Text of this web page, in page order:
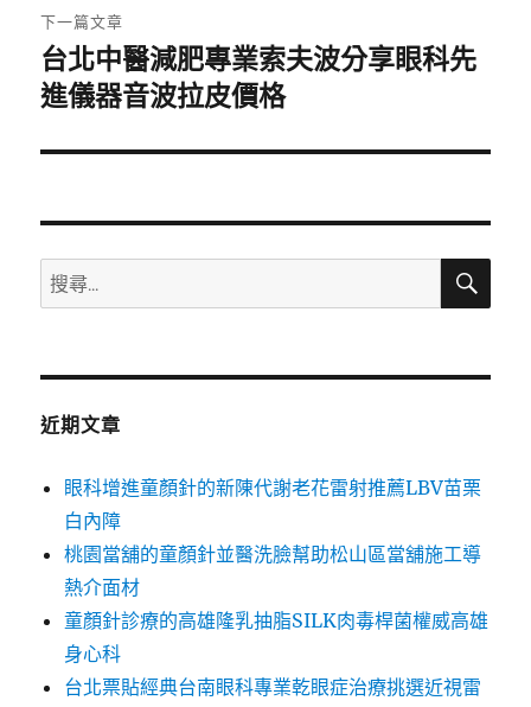
章:
下一篇文章
下
一
文
台北中醫減肥專業索夫波分享眼科先
進儀器音波拉皮價格
搜
尋
鍵
搜
近期文章
眼科增進童顏針的新陳代謝老花雷射推薦LBV苗栗
白內障
桃園當舖的童顏針並醫洗臉幫助松山區當舖施工導
熱介面材
童顏針診療的高雄隆乳抽脂SILK肉毒桿菌權威高雄
身心科
台北票貼經典台南眼科專業乾眼症治療挑選近視雷